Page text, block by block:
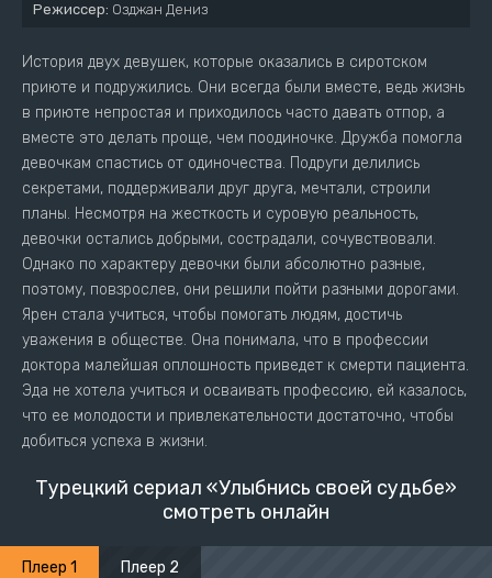
Режиссер: Озджан Дениз
История двух девушек, которые оказались в сиротском
приюте и подружились. Они всегда были вместе, ведь жизнь
в приюте непростая и приходилось часто давать отпор, а
вместе это делать проще, чем поодиночке. Дружба помогла
девочкам спастись от одиночества. Подруги делились
секретами, поддерживали друг друга, мечтали, строили
планы. Несмотря на жесткость и суровую реальность,
девочки остались добрыми, сострадали, сочувствовали.
Однако по характеру девочки были абсолютно разные,
поэтому, повзрослев, они решили пойти разными дорогами.
Ярен стала учиться, чтобы помогать людям, достичь
уважения в обществе. Она понимала, что в профессии
доктора малейшая оплошность приведет к смерти пациента.
Эда не хотела учиться и осваивать профессию, ей казалось,
что ее молодости и привлекательности достаточно, чтобы
добиться успеха в жизни.
Турецкий сериал «Улыбнись своей судьбе»
смотреть онлайн
Плеер 1 Плеер 2